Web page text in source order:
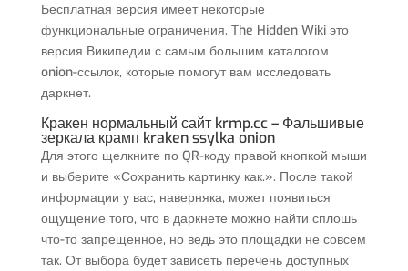
Бесплатная версия имеет некоторые
функциональные ограничения. The Hidden Wiki это
версия Википедии с самым большим каталогом
onion-ссылок, которые помогут вам исследовать
даркнет.
Кракен нормальный сайт krmp.cc – Фальшивые
зеркала крамп kraken ssylka onion
Для этого щелкните по QR-коду правой кнопкой мыши
и выберите «Сохранить картинку как.». После такой
информации у вас, наверняка, может появиться
ощущение того, что в даркнете можно найти сплошь
что-то запрещенное, но ведь это площадки не совсем
так. От выбора будет зависеть перечень доступных